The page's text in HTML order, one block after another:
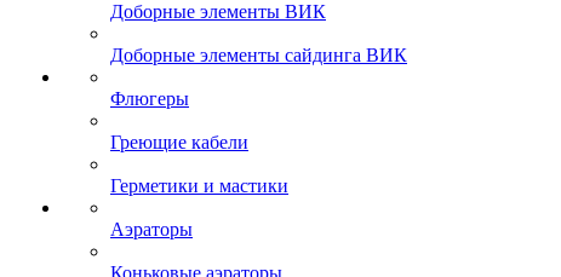
Доборные элементы ВИК
Доборные элементы сайдинга ВИК
Флюгеры
Греющие кабели
Герметики и мастики
Аэраторы
Коньковые аэраторы